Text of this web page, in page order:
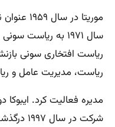
موریتا
ریاست افتخاری سونی
ریاست، مدیریت عامل و
مدیره فعالیت کرد.
شرکت در